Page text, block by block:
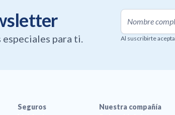
para ti. Al suscribirte
Seguros Nuestra compañía